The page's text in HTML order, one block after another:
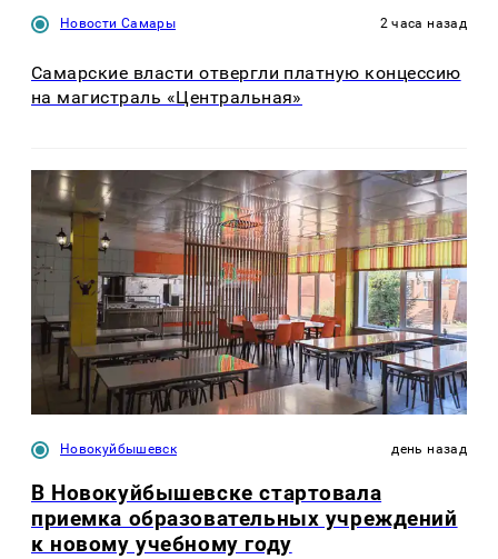
Новости Самары 2 часа назад
Самарские власти отвергли платную концессию
на магистраль «Центральная»
Новокуйбышевск день назад
В Новокуйбышевске стартовала
приемка образовательных учреждений
к новому учебному году